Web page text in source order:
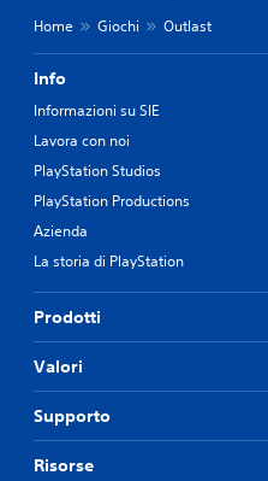
Home Giochi Outlast
Info
Informazioni su SIE
Lavora con noi
PlayStation Studios
PlayStation Productions
Azienda
La storia di PlayStation
Prodotti
Valori
Supporto
Risorse